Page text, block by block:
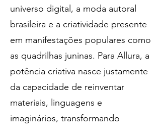
universo digital, a moda autoral
brasileira e a criatividade presente
em manifestações populares como
as quadrilhas juninas. Para Allura, a
potência criativa nasce justamente
da capacidade de reinventar
materiais, linguagens e
imaginários, transformando